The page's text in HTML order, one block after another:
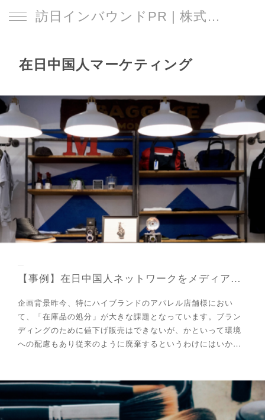
訪日インバウンドPR | 株式会社 日本遊
在日中国人マーケティング
【事例】在日中国人ネットワークをメディアとした会員制催事やシークレットセールへの集客
企画背景昨今、特にハイブランドのアパレル店舗様におい
て、「在庫品の処分」が大きな課題となっています。ブラン
ディングのために値下げ販売はできないが、かといって環境
への配慮もあり従来のように廃棄するというわけにはいか…